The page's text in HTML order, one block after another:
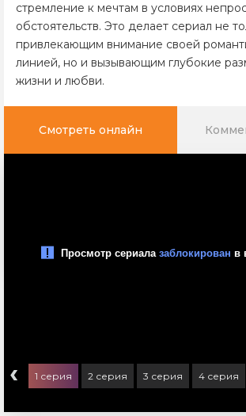
стремление к мечтам в условиях
обстоятельств. Это делает сериал не
привлекающим внимание своей
линией, но и вызывающим глубокие
жизни и любви.
Смотреть онлайн
‹ 1 серия 2 серия 3 серия 4 серия